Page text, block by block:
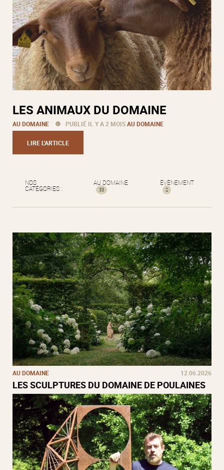
LES ANIMAUX DU DOMAINE
AU DOMAINE PUBLIÉ IL Y A 2 MOISAU DOMAINE
LIRE L'ARTICLE
NOS
CATÉGORIES :
AU DOMAINE
33
ÉVÈNEMENT
2
AU DOMAINE 12.06.2026
LES SCULPTURES DU DOMAINE DE POULAINES